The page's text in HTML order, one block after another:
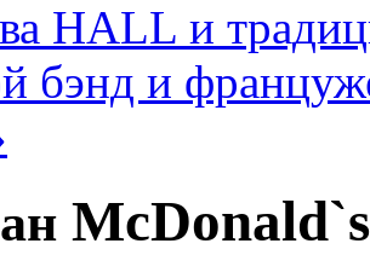
HALL и
бэнд и